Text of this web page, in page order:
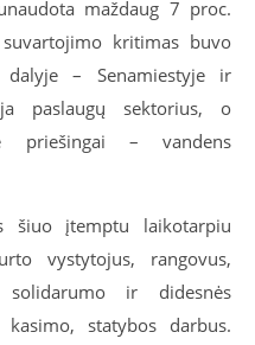
maždaug 7 proc.
kritimas buvo
dalyje – Senamiestyje ir
paslaugų sektorius, o
priešingai – vandens
šiuo įtemptu laikotarpiu
vystytojus, rangovus,
ir didesnės
kasimo, statybos darbus.